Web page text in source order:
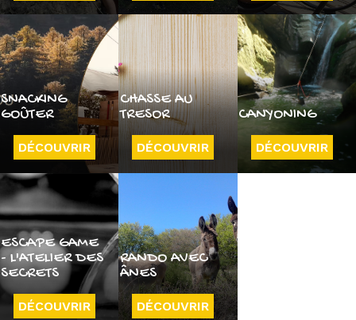
SNACKING
GOÛTER
DÉCOUVRIR
CHASSE AU
TRESOR
DÉCOUVRIR
CANYONING
DÉCOUVRIR
ESCAPE GAME
- L'ATELIER DES
SECRETS
DÉCOUVRIR
RANDO AVEC
ÂNES
DÉCOUVRIR